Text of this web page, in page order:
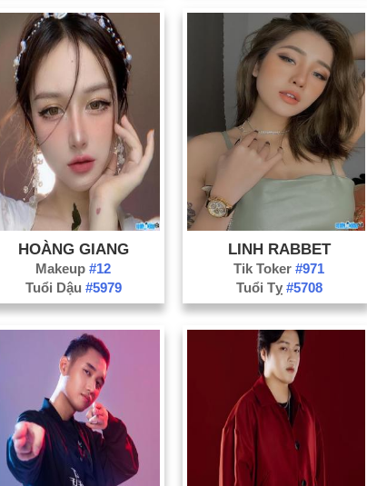
HOÀNG GIANG
Makeup#12
Tuổi Dậu #5979
LINH RABBET
Tik Toker#971
Tuổi Tỵ #5708